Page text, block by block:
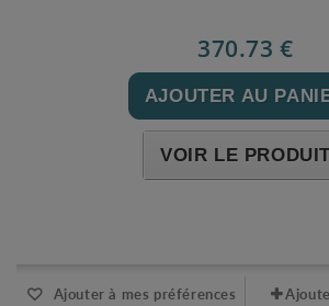
370.73 €
AJOUTER AU
VOIR LE
Ajouter à mes préférences